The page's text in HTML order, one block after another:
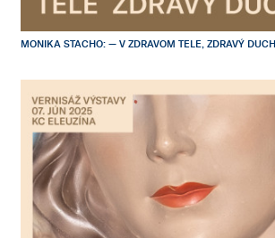
MONIKA STACHO: — V ZDRAVOM TELE, ZDRAVÝ DUCH